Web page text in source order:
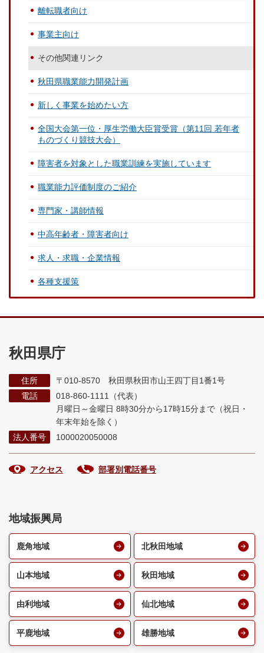
離転職者向け
事業主向け
その他関連リンク
秋田県職業能力開発計画
新しく事業を始めたい方
全国大会第一位・厚生労働大臣賞受賞（第11回 若年者
ものづくり競技大会）
障害者を対象とした職業訓練を実施しています
職業能力評価制度のご紹介
専門家・講師情報
中高年齢者・障害者向け
求人・求職・企業情報
各種支援策
秋田県庁
住所
〒010-8570 秋田県秋田市山王四丁目1番1号
電話
018-860-1111（代表）
月曜日～金曜日 8時30分から17時15分まで （祝日・
年末年始を除く）
法人番号
1000020050008
アクセス 部署別電話番号
地域振興局
鹿角地域 北秋田地域
山本地域 秋田地域
由利地域 仙北地域
平鹿地域 雄勝地域